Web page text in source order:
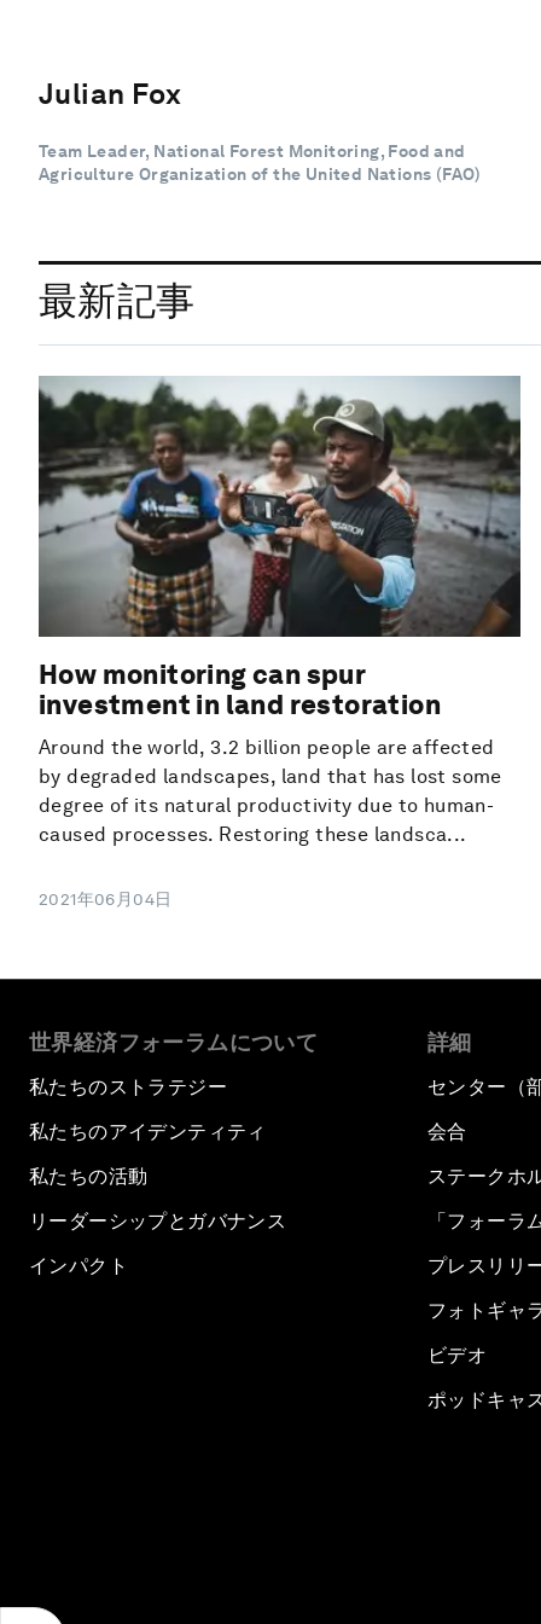
Julian Fox
Team Leader, National Forest Monitoring, Food and
Agriculture Organization of the United Nations (FAO)
最新記事
How monitoring can spur
investment in land restoration
Around the world, 3.2 billion people are affected
by degraded landscapes, land that has lost some
degree of its natural productivity due to human-
caused processes. Restoring these landsca...
2021年06月04日
世界経済フォーラムについて
私たちのストラテジー
私たちのアイデンティティ
私たちの活動
リーダーシップとガバナンス
インパクト
詳細
センター（
会合
ステークホ
「フォーラ
プレスリリ
フォトギャ
ビデオ
ポッドキャ